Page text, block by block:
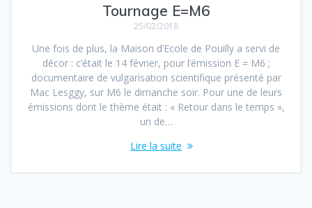
Tournage E=M6
25/02/2018
Une fois de plus, la Maison d’Ecole de Pouilly a servi de
décor : c’était le 14 février, pour l’émission E = M6 ;
documentaire de vulgarisation scientifique présenté par
Mac Lesggy, sur M6 le dimanche soir. Pour une de leurs
émissions dont le thème était : « Retour dans le temps »,
un de…
Lire la suite